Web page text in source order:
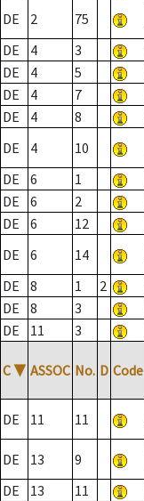
DE
2 75
DE
4 3
DE
4 5
DE
4 7
DE
4 8
DE
4 10
DE
6 1
DE
6 2
DE
6 12
DE
6 14
DE
8 1 2
DE
8 3
DE
11 3
C ▼ ASSOC No. D Code
DE 11 11
DE 13 9
DE
13 11